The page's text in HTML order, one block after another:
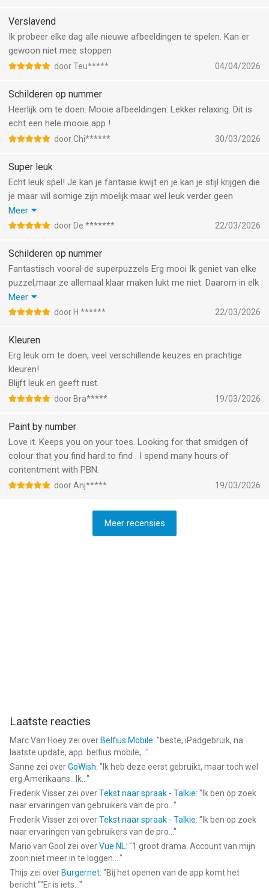
Verslavend
Ik probeer elke dag alle nieuwe afbeeldingen te spelen. Kan er
gewoon niet mee stoppen
door Teu***** 04/04/2026
Schilderen op nummer
Heerlijk om te doen. Mooie afbeeldingen. Lekker relaxing. Dit is
echt een hele mooie app !
door Chi****** 30/03/2026
Super leuk
Echt leuk spel! Je kan je fantasie kwijt en je kan je stijl krijgen die
je maar wil somige zijn moelijk maar wel leuk verder geen
reclames behalve als je hem niet ziet gratis tip krijg je door een
reclame te bekijken ik raad je dit echt aan dus download deze
Meer
door De ******* 22/03/2026
Schilderen op nummer
Fantastisch vooral de superpuzzels Erg mooi Ik geniet van elke
puzzel,maar ze allemaal klaar maken lukt me niet. Daarom in elk
geval de dagpuzzel,de artiestenpuzzels en de collecties.
Het is en blijft fantastisch.
Meer
door H ****** 22/03/2026
Kleuren
Erg leuk om te doen, veel verschillende keuzes en prachtige
kleuren!
Blijft leuk en geeft rust.
door Bra***** 19/03/2026
Paint by number
Love it. Keeps you on your toes. Looking for that smidgen of
colour that you find hard to find . I spend many hours of
contentment with PBN.
door Anj***** 19/03/2026
Meer recensies
Laatste reacties
Marc Van Hoey zei over Belfius Mobile: "beste, iPadgebruik, na
laatste update, app. belfius mobile,... "
Sanne zei overGoWish: " Ik heb deze eerst gebruikt, maar toch wel
erg Amerikaans.. Ik... "
Frederik Visser zei overTekst naar spraak - Talkie: " Ik ben op zoek
naar ervaringen van gebruikers van de pro... "
Frederik Visser zei overTekst naar spraak - Talkie: " Ik ben op zoek
naar ervaringen van gebruikers van de pro... "
Mario van Gool zei overVue NL: "1 groot drama. Account van mijn
zoon niet meer in te loggen.... "
Thijs zei over Burgernet: "Bij het openen van de app komt het
bericht ""Er is iets... "